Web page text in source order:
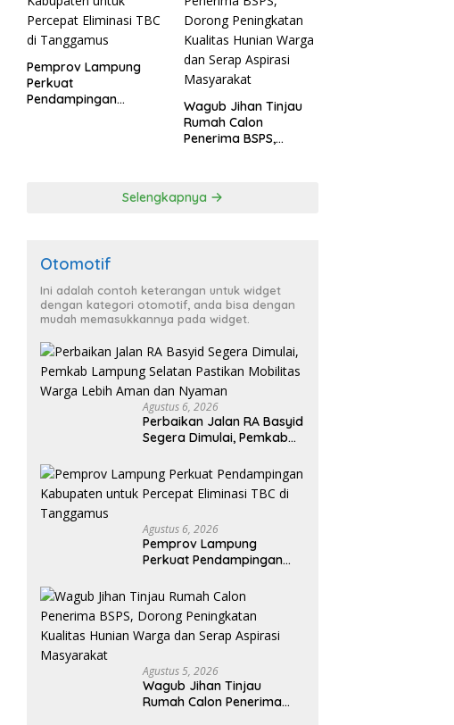
Pemprov Lampung
Perkuat
Pendampingan
Wagub Jihan Tinjau
Rumah Calon
Penerima BSPS,
Aspirasi Masyarakat
Selengkapnya
Otomotif
Ini adalah contoh keterangan untuk widget
dengan kategori otomotif, anda bisa dengan
mudah memasukkannya pada widget.
Agustus 6, 2026
Perbaikan Jalan RA Basyid
Segera Dimulai, Pemkab
Mobilitas Warga Lebih
Aman dan Nyaman
Agustus 6, 2026
Pemprov Lampung
Perkuat Pendampingan
Eliminasi TBC di
Tanggamus
Agustus 5, 2026
Wagub Jihan Tinjau
Rumah Calon Penerima